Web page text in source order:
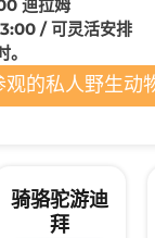
迪拉姆
/ 可灵活安排
的私人野生动
骑骆驼游迪
拜